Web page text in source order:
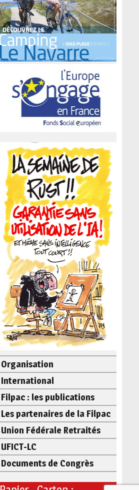
Organisation
International
Filpac : les publications
Les partenaires de la Filpac
Union Fédérale Retraités
UFICT-LC
Documents de Congrès